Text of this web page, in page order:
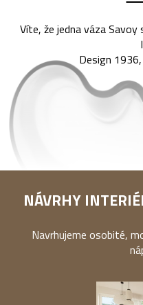
Víte, že jedna váza Savoy
Design
NÁVRHY
Navrhujeme osobité,